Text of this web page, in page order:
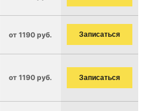
от 1190 руб. Записаться
от 1190 руб. Записаться